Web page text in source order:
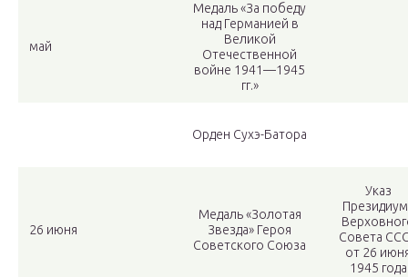
май
Медаль «За победу
над Германией в
Великой
Отечественной
войне 1941—1945
гг.»
Орден Сухэ-Батора
26 июня
Медаль «Золотая
Звезда» Героя
Советского Союза
Указ
Совета
от 26
1945 года